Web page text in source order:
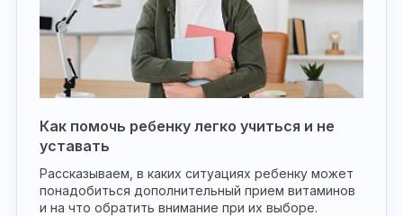
Как помочь ребенку легко учиться и не
уставать
Рассказываем, в каких ситуациях ребенку может
понадобиться дополнительный прием витаминов
и на что обратить внимание при их выборе.